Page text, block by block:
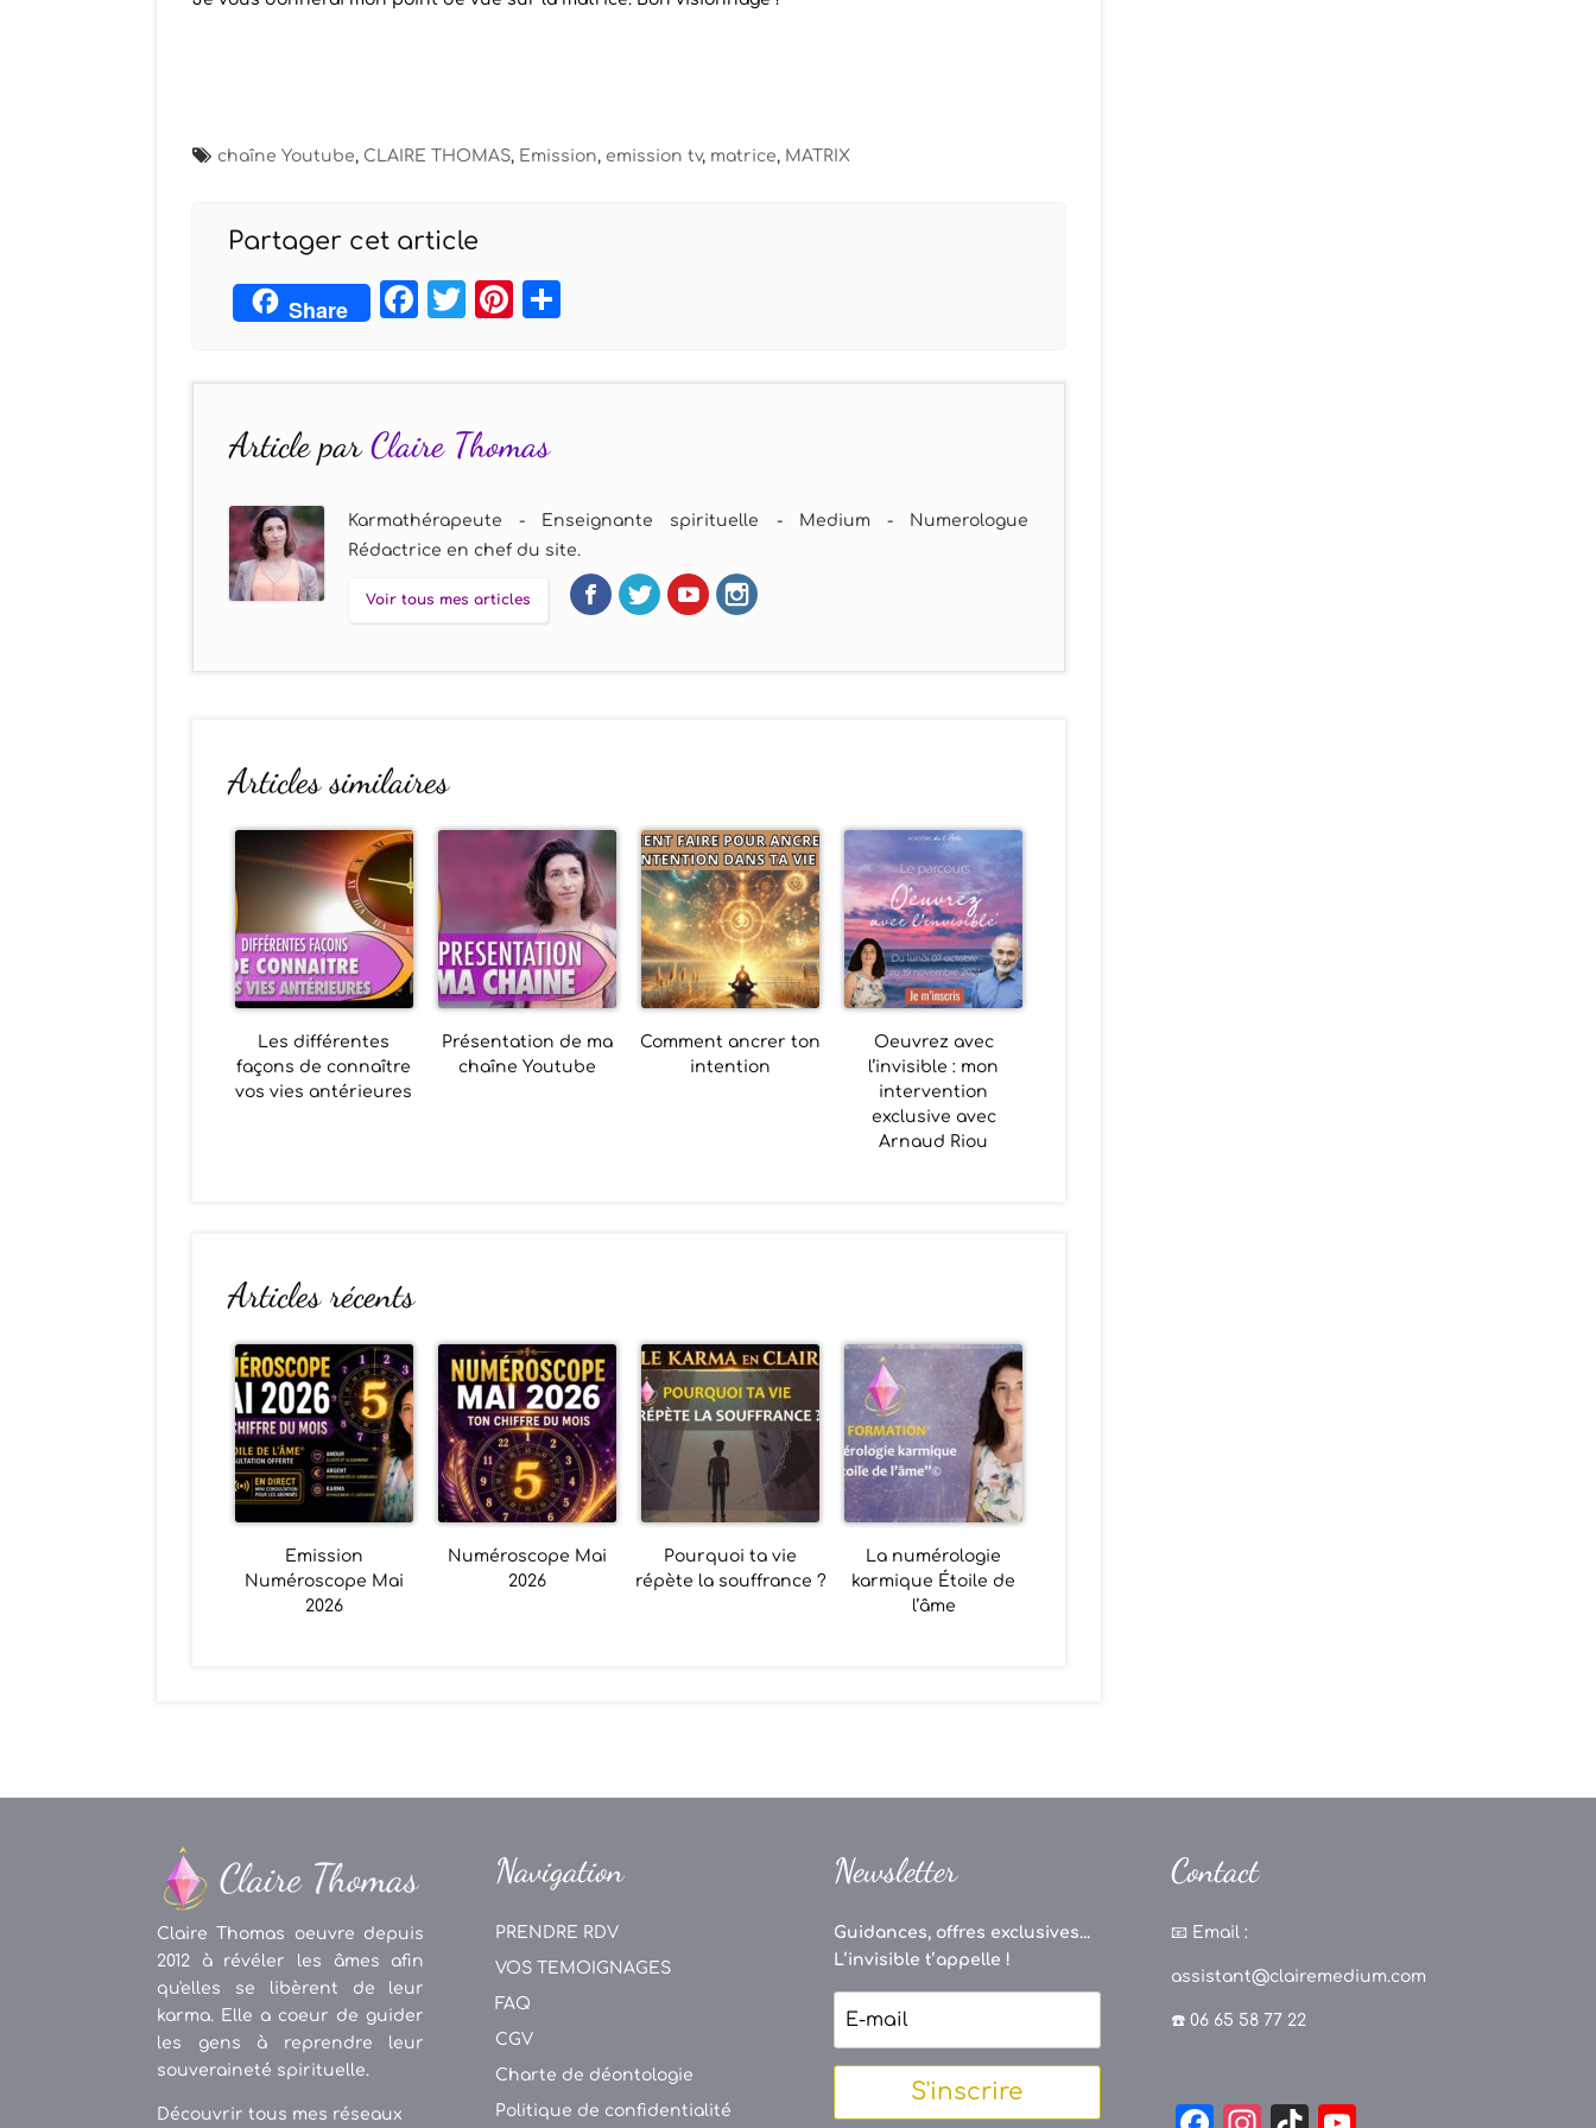
chaîne Youtube, CLAIRE THOMAS, Emission, emission tv, matrice, MATRIX
Partager cet article
Share Facebook
TwitterPinterest
Article parClaire Thomas
Karmathérapeute - Enseignante spirituelle - Medium - Numerologue
Rédactrice en chef du site.
Voir tous mes articles
Articles similaires
Les différentes
façons de connaître
vos vies antérieures
Présentation de ma
chaîne Youtube
Comment ancrer ton
intention
Oeuvrez avec
l’invisible : mon
intervention
exclusive avec
Arnaud Riou
Articles récents
Emission
Numéroscope Mai
2026
Numéroscope Mai
2026
Pourquoi ta vie
répète la souffrance ?
La numérologie
karmique Étoile de
l’âme
Claire Thomas oeuvre depuis
2012 à révéler les âmes afin
qu'elles se libèrent de leur
karma. Elle a coeur de guider
les gens à reprendre leur
souveraineté spirituelle.
Découvrir tous mes réseaux
Navigation
PRENDRE RDV
VOS TEMOIGNAGES
FAQ
CGV
Charte de déontologie
Politique de confidentialité
Newsletter
Guidances, offres exclusives...
L’invisible t’appelle !
S'inscrire
Contact
📧 Email :
assistant@clairemedium.com
☎️ 06 65 58 77 22